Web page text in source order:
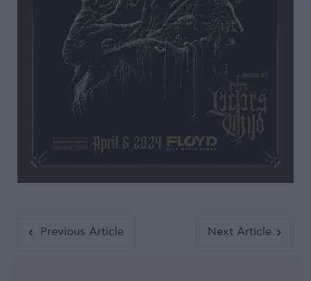
Previous Article Next Article